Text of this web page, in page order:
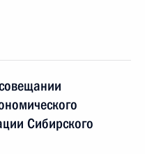
Сибирского